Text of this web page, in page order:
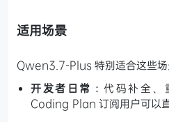
适用场景
Qwen3.7-Plus 特别适合这些场
开发者日常 ：代码补全
Coding Plan 订阅用户可以